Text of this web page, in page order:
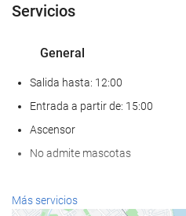
Servicios
General
Salida hasta: 12:00
Entrada a partir de: 15:00
Ascensor
No admite mascotas
Servicios de recepción
Más servicios